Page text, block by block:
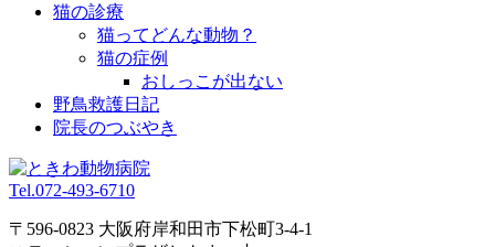
猫の診療
猫ってどんな動物？
猫の症例
おしっこが出ない
野鳥救護日記
院長のつぶやき
Tel.072-493-6710
〒596-0823 大阪府岸和田市下松町3-4-1